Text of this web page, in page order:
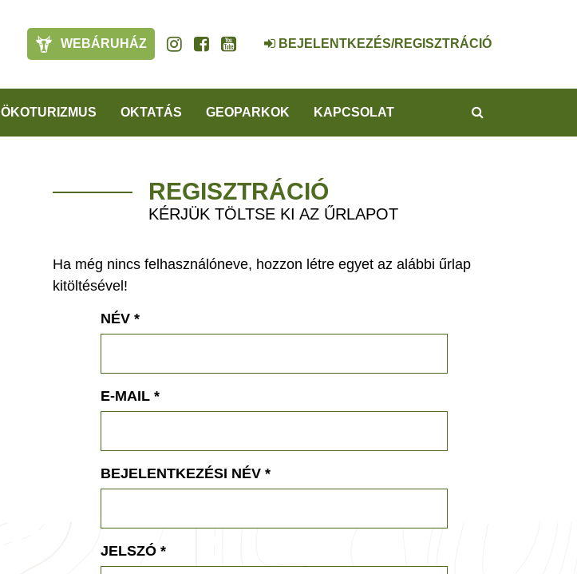
WEBÁRUHÁZ BEJELENTKEZÉS/REGISZTRÁCIÓ
ÖKOTURIZMUS OKTATÁS GEOPARKOK KAPCSOLAT
REGISZTRÁCIÓ
KÉRJÜK TÖLTSE KI AZ ŰRLAPOT
Ha még nincs felhasználóneve, hozzon létre egyet az alábbi űrlap
kitöltésével!
NÉV *
E-MAIL *
BEJELENTKEZÉSI NÉV *
JELSZÓ *